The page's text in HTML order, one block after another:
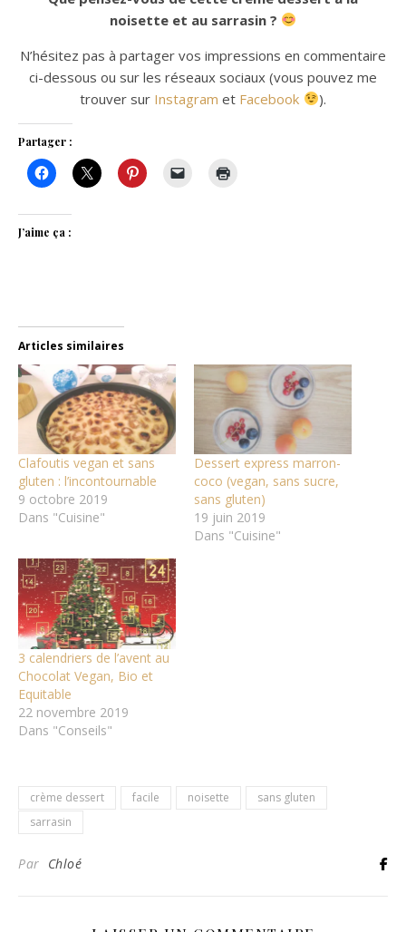
noisette et au sarrasin ?
N’hésitez pas à partager vos impressions en commentaire
ci-dessous ou sur les réseaux sociaux (vous pouvez me
trouver sur Instagram et Facebook ).
Partager :
J’aime ça :
Articles similaires
Clafoutis vegan et sans
gluten : l’incontournable
9 octobre 2019
Dans "Cuisine"
Dessert express marron-
coco (vegan, sans sucre,
sans gluten)
19 juin 2019
Dans "Cuisine"
3 calendriers de l’avent au
Chocolat Vegan, Bio et
Equitable
22 novembre 2019
Dans "Conseils"
crème dessert facile noisette
sans gluten
sarrasin
Par Chloé